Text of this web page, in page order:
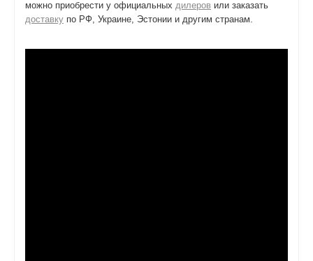
можно приобрести у официальных дилеров или заказать
доставку по РФ, Украине, Эстонии и другим странам.